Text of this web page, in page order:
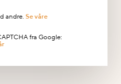
andre. Se våre
fra Google: